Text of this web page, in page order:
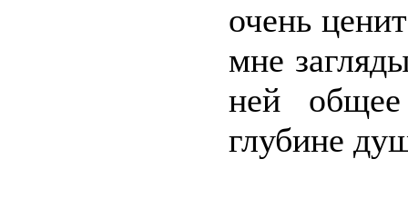
очень
мне
ней
глубине